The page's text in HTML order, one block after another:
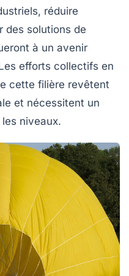
réduire
des solutions de
à un avenir
efforts collectifs en
cette filière revêtent
et nécessitent un
niveaux.